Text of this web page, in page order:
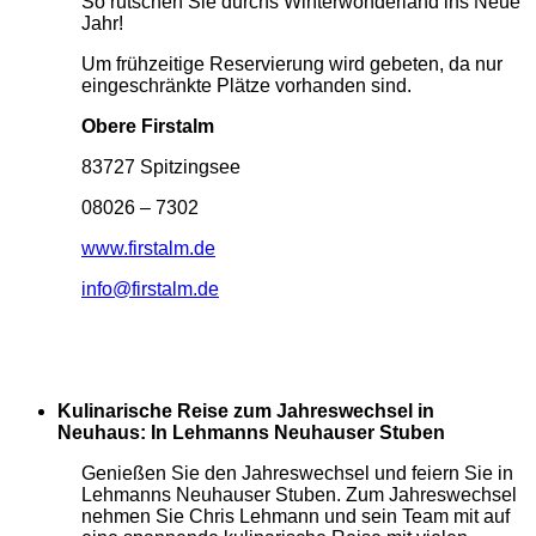
Jahr!
Um frühzeitige Reservierung wird gebeten, da nur
eingeschränkte Plätze vorhanden sind.
Obere Firstalm
83727 Spitzingsee
08026 – 7302
www.firstalm.de
info@firstalm.de
Kulinarische Reise zum Jahreswechsel in
Neuhaus: In Lehmanns Neuhauser Stuben
Genießen Sie den Jahreswechsel und feiern Sie in
Lehmanns Neuhauser Stuben. Zum Jahreswechsel
nehmen Sie Chris Lehmann und sein Team mit auf